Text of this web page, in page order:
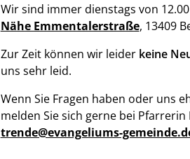
Wir sind immer dienstags von
Nähe Emmentalerstraße, 13409
Zur Zeit können wir leider keine
uns sehr leid.
Wenn Sie Fragen haben oder uns
melden Sie sich gerne bei
trende@evangeliums-